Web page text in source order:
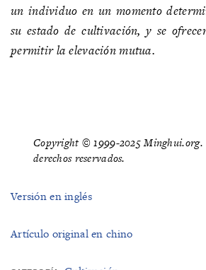
un individuo en un momento
su estado de cultivación, y se
permitir la elevación mutua.
Copyright © 1999-2025 Minghui.org.
derechos reservados.
Versión en inglés
Artículo original en chino